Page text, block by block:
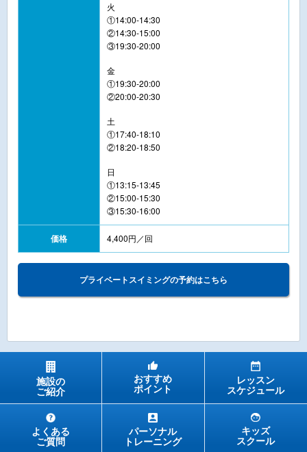
火
①14:00-14:30
②14:30-15:00
③19:30-20:00
金
①19:30-20:00
②20:00-20:30
土
①17:40-18:10
②18:20-18:50
日
①13:15-13:45
②15:00-15:30
③15:30-16:00
価格 4,400円／回
プライベートスイミングの予約はこちら
施設の
ご紹介
おすすめ
ポイント
レッスン
スケジュール
よくある
ご質問
パーソナル
トレーニング
キッズ
スクール